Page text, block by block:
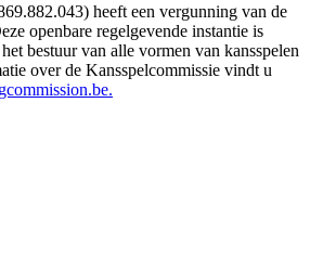
heeft een vergunning van de
openbare regelgevende instantie is
bestuur van alle vormen van kansspelen
over de Kansspelcommissie vindt u